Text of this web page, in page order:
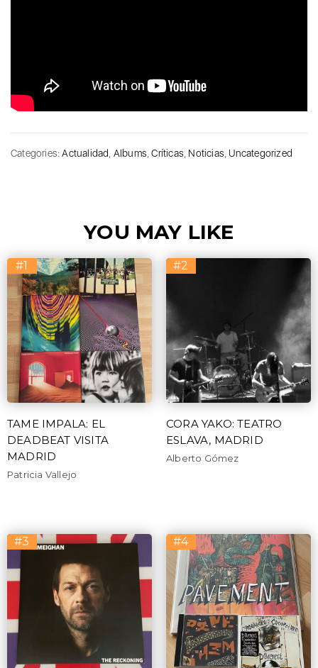
Categories:Actualidad Albums ,Críticas Noticias Uncategorized
YOU MAY LIKE
#1
TAME IMPALA: EL
DEADBEAT VISITA
MADRID
Patricia Vallejo
#2
CORA YAKO: TEATRO
ESLAVA, MADRID
Alberto Gómez
#3 #4